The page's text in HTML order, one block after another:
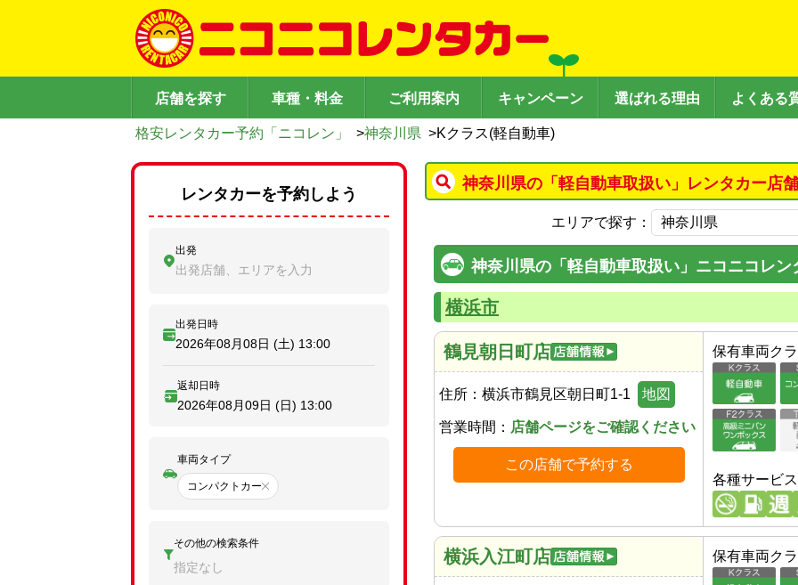
店舗を探す 車種・料金 ご利用案内 キャンペーン 選ばれる理由 よくある
格安レンタカー予約「ニコレン」 >神奈川県 >Kクラス(軽自動車)
神奈川県の「軽自動車取扱い」レンタカー店
エリアで探す：
神奈川県の「軽自動車取扱い」ニコニコレン
横浜市
鶴見朝日町店
住所： 横浜市鶴見区朝日町1-1 地図
営業時間： 店舗ページをご確認ください
この店舗で予約する
保有車両ク
各種サービス
横浜入江町店 保有車両ク
レンタカーを予約しよう
出発
出発店舗、エリアを入力
出発日時
2026年08月08日 (土) 13:00
返却日時
2026年08月09日 (日) 13:00
車両タイプ
コンパクトカー
その他の検索条件
指定なし